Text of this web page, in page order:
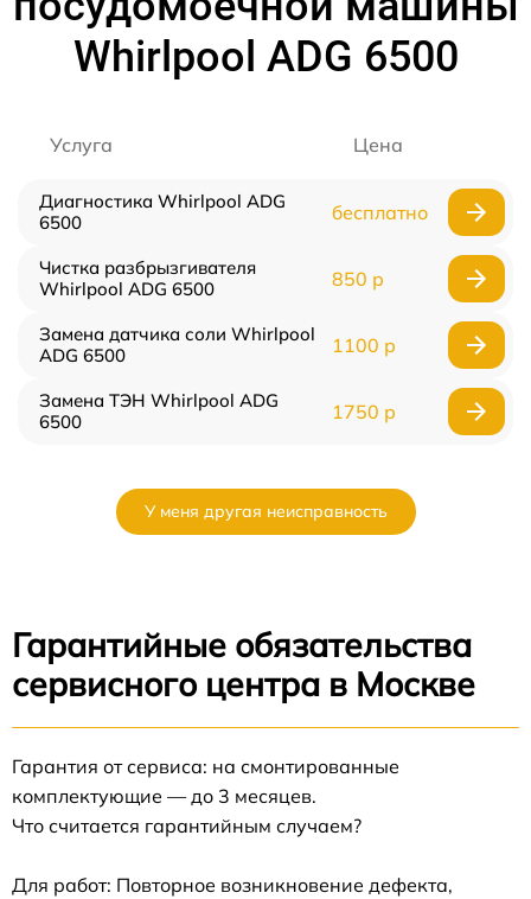
Whirlpool ADG 6500
Услуга Цена
Диагностика Whirlpool ADG
6500
бесплатно
Чистка разбрызгивателя
Whirlpool ADG 6500
850 р
Замена датчика соли Whirlpool
ADG 6500
1100 р
Замена ТЭН Whirlpool ADG
6500
1750 р
У меня другая неисправность
Гарантийные обязательства
сервисного центра в Москве
Гарантия от сервиса: на смонтированные
комплектующие — до 3 месяцев.
Что считается гарантийным случаем?
Для работ: Повторное возникновение дефекта,